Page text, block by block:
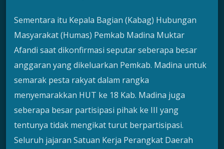
Sementara itu Kepala Bagian (Kabag) Hubungan
Masyarakat (Humas) Pemkab Madina Muktar
Afandi saat dikonfirmasi seputar seberapa besar
anggaran yang dikeluarkan Pemkab. Madina untuk
semarak pesta rakyat dalam rangka
menyemarakkan HUT ke 18 Kab. Madina juga
seberapa besar partisipasi pihak ke III yang
tentunya tidak mengikat turut berpartisipasi.
Seluruh jajaran Satuan Kerja Perangkat Daerah